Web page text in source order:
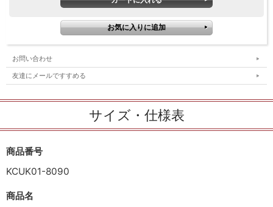
お問い合わせ
友達にメールですすめる
サイズ・仕様表
商品番号
KCUK01-8090
商品名